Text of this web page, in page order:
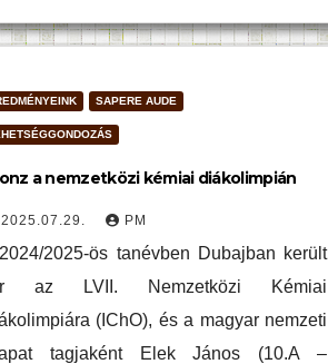
SAPERE AUDE
a nemzetközi kémiai diákolimpián
2025.07.29. PM
2025-ös tanévben Dubajban került
az LVII. Nemzetközi Kémiai
(IChO), és a magyar nemzeti
tagjaként Elek János (10.A –